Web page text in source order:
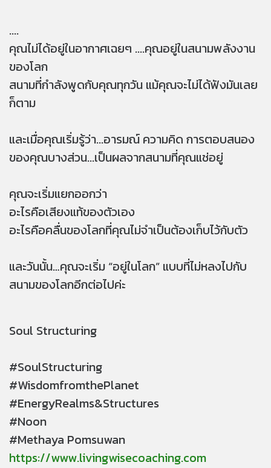
....
คุณไม่ได้อยู่ในอากาศเฉยๆ ....คุณอยู่ในสนามพลังงาน
ของโลก
สนามที่กำลังพูดกับคุณทุกวัน แม้คุณจะไม่ได้ฟังมันเลย
ก็ตาม
และเมื่อคุณเริ่มรู้ว่า...อารมณ์ ความคิด การตอบสนอง
ของคุณบางส่วน...เป็นผลจากสนามที่คุณแช่อยู่
คุณจะเริ่มแยกออกว่า
อะไรคือเสียงแท้ของตัวเอง
อะไรคือคลื่นของโลกที่คุณไม่จำเป็นต้องเก็บไว้กับตัว
และวันนั้น…คุณจะเริ่ม “อยู่ในโลก” แบบที่ไม่หลงไปกับ
สนามของโลกอีกต่อไปค่ะ
Soul Structuring
#SoulStructuring
#WisdomfromthePlanet
#EnergyRealms&Structures
#Noon
#Methaya Pomsuwan
https://www.livingwisecoaching.com